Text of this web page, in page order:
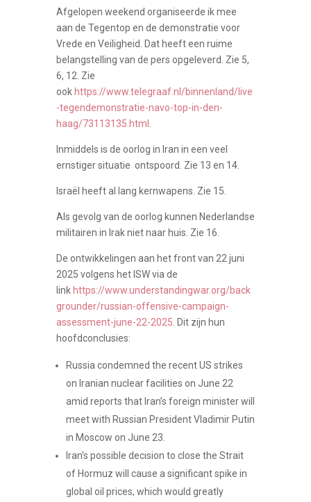
Afgelopen weekend organiseerde ik mee
aan de Tegentop en de demonstratie voor
Vrede en Veiligheid. Dat heeft een ruime
belangstelling van de pers opgeleverd. Zie 5,
6, 12. Zie
ook https://www.telegraaf.nl/binnenland/live
-tegendemonstratie-navo-top-in-den-
haag/73113135.html
Inmiddels is de oorlog in Iran in een veel
ernstiger situatie ontspoord. Zie 13 en 14.
Israël heeft al lang kernwapens. Zie 15.
Als gevolg van de oorlog kunnen Nederlandse
militairen in Irak niet naar huis. Zie 16.
De ontwikkelingen aan het front van 22 juni
2025 volgens het ISW via de
link https://www.understandingwar.org/back
grounder/russian-offensive-campaign-
assessment-june-22-2025 . Dit zijn hun
hoofdconclusies:
Russia condemned the recent US strikes
on Iranian nuclear facilities on June 22
amid reports that Iran’s foreign minister will
meet with Russian President Vladimir Putin
in Moscow on June 23.
Iran’s possible decision to close the Strait
of Hormuz will cause a significant spike in
global oil prices, which would greatly